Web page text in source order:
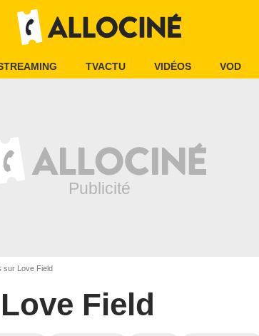
TVACTU VIDÉOS VOD
sur Love Field
Love Field